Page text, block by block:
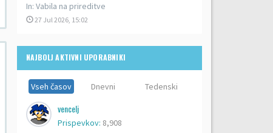
In: Vabila na prireditve
27 Jul 2026, 15:02
NAJBOLJ AKTIVNI UPORABNIKI
Vseh časov Dnevni Tedenski
vencelj
Prispevkov: 8,908